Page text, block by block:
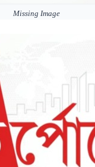
Missing Image